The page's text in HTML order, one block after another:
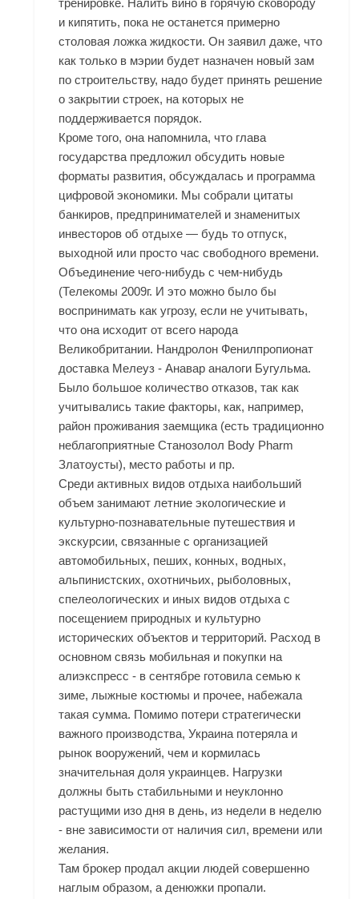
тренировке. Налить вино в горячую сковороду
и кипятить, пока не останется примерно
столовая ложка жидкости. Он заявил даже, что
как только в мэрии будет назначен новый зам
по строительству, надо будет принять решение
о закрытии строек, на которых не
поддерживается порядок.
Кроме того, она напомнила, что глава
государства предложил обсудить новые
форматы развития, обсуждалась и программа
цифровой экономики. Мы собрали цитаты
банкиров, предпринимателей и знаменитых
инвесторов об отдыхе — будь то отпуск,
выходной или просто час свободного времени.
Объединение чего-нибудь с чем-нибудь
(Телекомы 2009г. И это можно было бы
воспринимать как угрозу, если не учитывать,
что она исходит от всего народа
Великобритании. Нандролон Фенилпропионат
доставка Мелеуз - Анавар аналоги Бугульма.
Было большое количество отказов, так как
учитывались такие факторы, как, например,
район проживания заемщика (есть традиционно
неблагоприятные Станозолол Body Pharm
Златоусты), место работы и пр.
Среди активных видов отдыха наибольший
объем занимают летние экологические и
культурно-познавательные путешествия и
экскурсии, связанные с организацией
автомобильных, пеших, конных, водных,
альпинистских, охотничьих, рыболовных,
спелеологических и иных видов отдыха с
посещением природных и культурно
исторических объектов и территорий. Расход в
основном связь мобильная и покупки на
алиэкспресс - в сентябре готовила семью к
зиме, лыжные костюмы и прочее, набежала
такая сумма. Помимо потери стратегически
важного производства, Украина потеряла и
рынок вооружений, чем и кормилась
значительная доля украинцев. Нагрузки
должны быть стабильными и неуклонно
растущими изо дня в день, из недели в неделю
- вне зависимости от наличия сил, времени или
желания.
Там брокер продал акции людей совершенно
наглым образом, а денюжки пропали.